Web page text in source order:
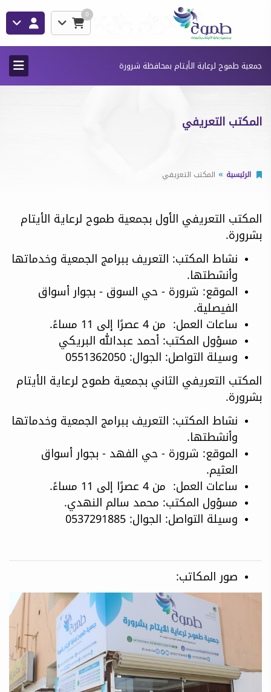
0
جمعية طموح لرعاية الأيتام بمحافظة شرورة
المكتب التعريفي
الرئيسية المكتب التعريفي
المكتب التعريفي الأول بجمعية طموح لرعاية الأيتام
بشرورة.
نشاط المكتب: التعريف ببرامج الجمعية وخدماتها
وأنشطتها.
الموقع: شرورة - حي السوق - بجوار أسواق
الفيصلية.
ساعات العمل: من 4 عصرًا إلى 11 مساءً.
مسؤول المكتب: أحمد عبدالله البريكي
وسيلة التواصل: الجوال: 0551362050
المكتب التعريفي الثاني بجمعية طموح لرعاية الأيتام
بشرورة.
نشاط المكتب: التعريف ببرامج الجمعية وخدماتها
وأنشطتها.
الموقع: شرورة - حي الفهد - بجوار أسواق
العثيم.
ساعات العمل: من 4 عصرًا إلى 11 مساءً.
مسؤول المكتب: محمد سالم النهدي.
وسيلة التواصل: الجوال: 0537291885
صور المكاتب: